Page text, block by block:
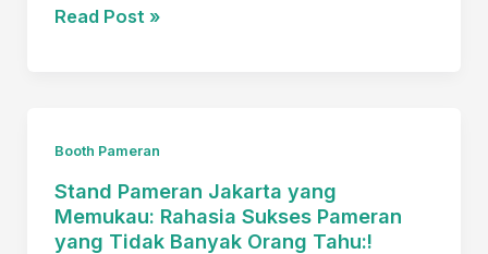
Jasa
untuk
Bisnis
Anda
Read Post »
Booth Pameran
Stand Pameran Jakarta yang
Memukau: Rahasia Sukses Pameran
yang Tidak Banyak Orang Tahu:!